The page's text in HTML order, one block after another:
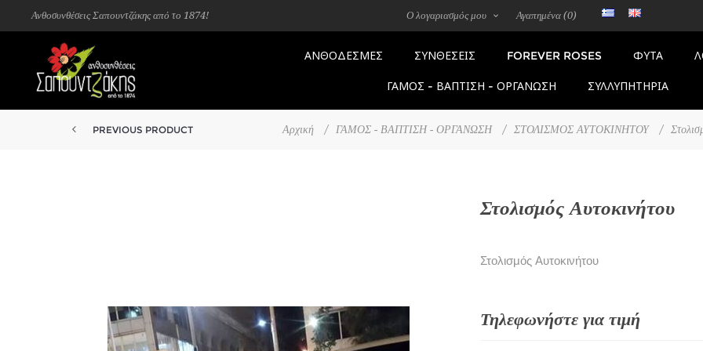
Ανθοσυνθέσεις Σαπουντζάκης από το 1874! Ο λογαριασμός μου Αγαπημένα (0)
ΑΝΘΟΔΕΣΜΕΣ ΣΥΝΘΕΣΕΙΣ FOREVER ROSES ΦΥΤΑ
ΓΑΜΟΣ - ΒΑΠΤΙΣΗ - ΟΡΓΑΝΩΣΗ ΣΥΛΛΥΠΗΤΗΡΙΑ
Αρχική / ΓΑΜΟΣ - ΒΑΠΤΙΣΗ - ΟΡΓΑΝΩΣΗ / ΣΤΟΛΙΣΜΟΣ ΑΥΤΟΚΙΝΗΤΟΥ /
PREVIOUS PRODUCT
Στολισμός Αυτοκινήτου
Στολισμός Αυτοκινήτου
Τηλεφωνήστε για τιμή